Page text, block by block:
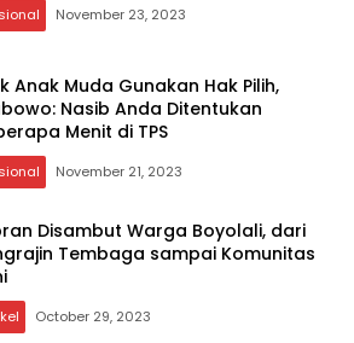
November 23, 2023
Anak Muda Gunakan Hak Pilih,
Nasib Anda Ditentukan
Menit di TPS
November 21, 2023
Disambut Warga Boyolali, dari
Tembaga sampai Komunitas
October 29, 2023